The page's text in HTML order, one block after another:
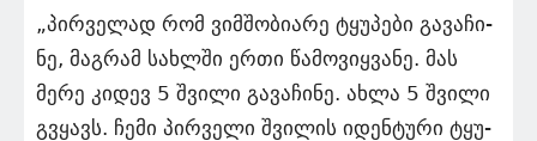
„პირ­ვე­ლად რომ ვიმ­შო­ბი­ა­რე ტყუ­პე­ბი გა­ვა­ჩი­
ნე, მაგ­რამ სახ­ლში ერთი წა­მო­ვიყ­ვა­ნე. მას
მერე კი­დევ 5 შვი­ლი გა­ვა­ჩი­ნე. ახლა 5 შვი­ლი
გვყავს. ჩემი პირ­ვე­ლი შვი­ლის იდენ­ტუ­რი ტყუ­